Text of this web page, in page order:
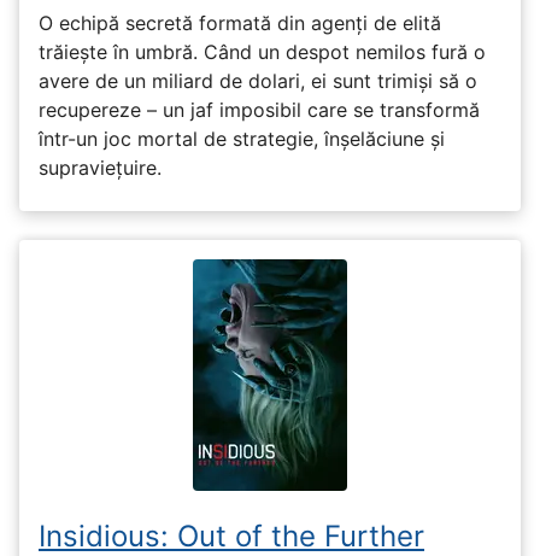
O echipă secretă formată din agenți de elită
trăiește în umbră. Când un despot nemilos fură o
avere de un miliard de dolari, ei sunt trimiși să o
recupereze – un jaf imposibil care se transformă
într-un joc mortal de strategie, înșelăciune și
supraviețuire.
Insidious: Out of the Further